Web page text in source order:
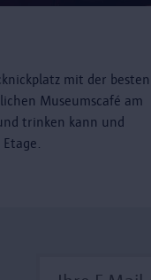
mit der besten
Museumscafé am
trinken kann und